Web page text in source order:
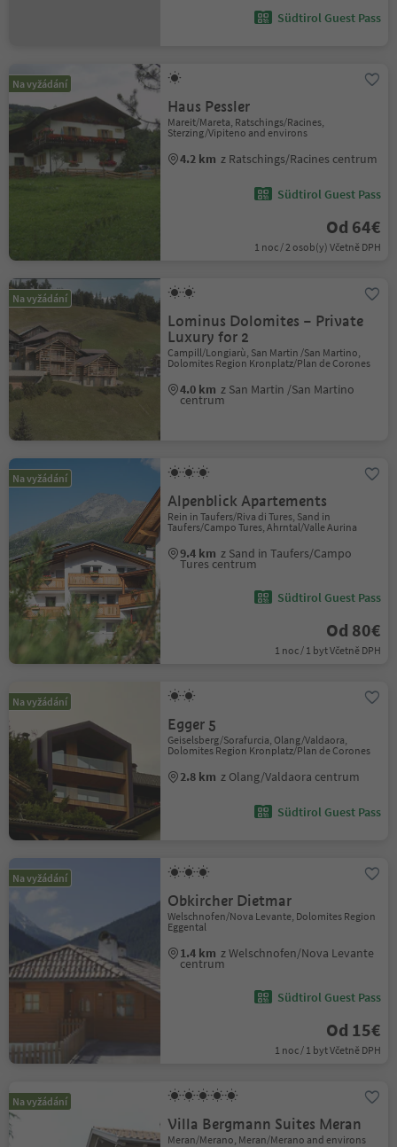
Südtirol Guest Pass
Na vyžádání
Haus Pessler
Mareit/Mareta, Ratschings/Racines,
Sterzing/Vipiteno and environs
4.2 km z Ratschings/Racines centrum
Südtirol Guest Pass
Od 64€
1 noc / 2 osob(y) Včetně DPH
Na vyžádání
Lominus Dolomites – Private
Luxury for 2
Campill/Longiarù, San Martin /San Martino,
Dolomites Region Kronplatz/Plan de Corones
4.0 km z San Martin /San Martino
centrum
Na vyžádání
Alpenblick Apartements
Rein in Taufers/Riva di Tures, Sand in
Taufers/Campo Tures, Ahrntal/Valle Aurina
9.4 km z Sand in Taufers/Campo
Tures centrum
Südtirol Guest Pass
Od 80€
1 noc / 1 byt Včetně DPH
Na vyžádání
Egger 5
Geiselsberg/Sorafurcia, Olang/Valdaora,
Dolomites Region Kronplatz/Plan de Corones
2.8 km z Olang/Valdaora centrum
Südtirol Guest Pass
Na vyžádání
Obkircher Dietmar
Welschnofen/Nova Levante, Dolomites Region
Eggental
1.4 km z Welschnofen/Nova Levante
centrum
Südtirol Guest Pass
Od 15€
1 noc / 1 byt Včetně DPH
Na vyžádání
Villa Bergmann Suites Meran
Meran/Merano, Meran/Merano and environs